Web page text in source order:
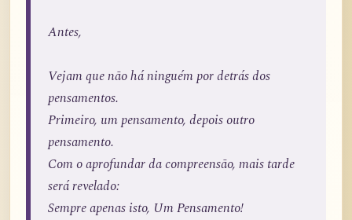
Antes,
Vejam que não há ninguém por detrás dos
pensamentos.
Primeiro, um pensamento, depois outro
pensamento.
Com o aprofundar da compreensão, mais tarde
será revelado:
Sempre apenas isto, Um Pensamento!